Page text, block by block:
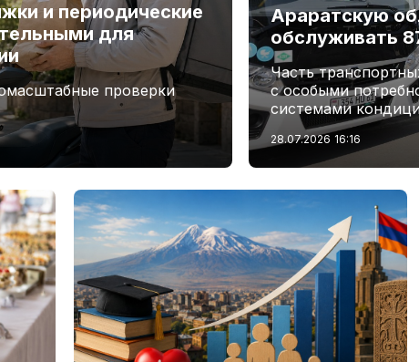
и периодические
для
проверки
Араратскую
обслуживать
Часть
с особыми
системами
28.07.2026 16:16